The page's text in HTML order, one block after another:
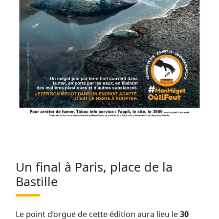
Un final à Paris, place de la
Bastille
Le point d’orgue de cette édition aura lieu le30